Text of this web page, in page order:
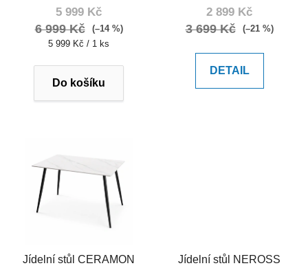
5 999 Kč
6 999 Kč
(–14 %)
Měrná
5 999 Kč / 1 ks
Do košíku
2 899 Kč
3 699 Kč (–21 %)
DETAIL
Jídelní stůl CERAMON
Jídelní stůl NEROSS